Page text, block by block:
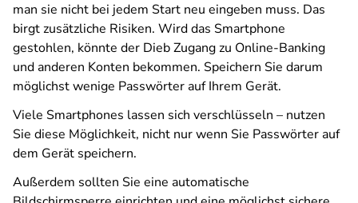
man sie nicht bei jedem Start neu eingeben muss. Das
birgt zusätzliche Risiken. Wird das Smartphone
gestohlen, könnte der Dieb Zugang zu Online-Banking
und anderen Konten bekommen. Speichern Sie darum
möglichst wenige Passwörter auf Ihrem Gerät.
Viele Smartphones lassen sich verschlüsseln – nutzen
Sie diese Möglichkeit, nicht nur wenn Sie Passwörter auf
dem Gerät speichern.
Außerdem sollten Sie eine automatische